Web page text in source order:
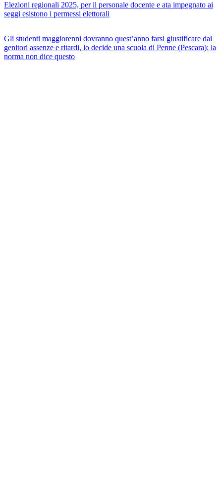
Elezioni regionali 2025, per il personale docente e ata impegnato ai
seggi esistono i permessi elettorali
Gli studenti maggiorenni dovranno quest’anno farsi giustificare dai
genitori assenze e ritardi, lo decide una scuola di Penne (Pescara): la
norma non dice questo